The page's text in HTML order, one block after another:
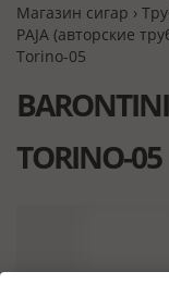
Магазин сигар ›
PAJA (авторские
Torino-05
TORINO-05